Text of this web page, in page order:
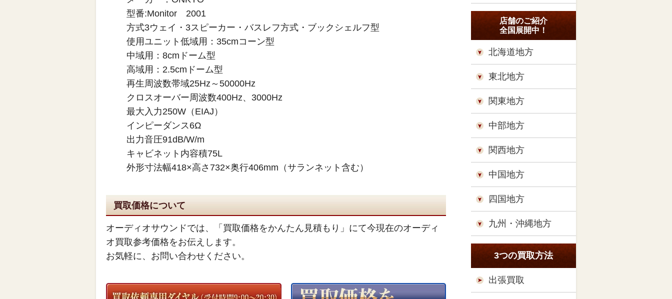
型番:Monitor 2001
方式3ウェイ・3スピーカー・バスレフ方式・ブックシェルフ型
使用ユニット低域用：35cmコーン型
中域用：8cmドーム型
高域用：2.5cmドーム型
再生周波数帯域25Hz～50000Hz
クロスオーバー周波数400Hz、3000Hz
最大入力250W（EIAJ）
インピーダンス6Ω
出力音圧91dB/W/m
キャビネット内容積75L
外形寸法幅418×高さ732×奥行406mm（サランネット含む）
買取価格について
オーディオサウンドでは、「買取価格をかんたん見積もり」にて今現在のオーディ
オ買取参考価格をお伝えします。
お気軽に、お問い合わせください。
店舗のご紹介
全国展開中！
北海道地方
東北地方
関東地方
中部地方
関西地方
中国地方
四国地方
九州・沖縄地方
3つの買取方法
出張買取